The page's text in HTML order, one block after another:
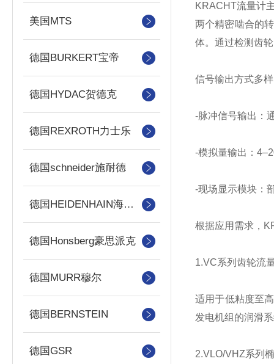
美国MTS
德国BURKERT宝帝
德国HYDAC贺德克
德国REXROTH力士乐
德国schneider施耐德
德国HEIDENHAIN海德汉
德国Honsberg豪思派克
德国MURR穆尔
德国BERNSTEIN
德国GSR
KRACHT流量计
两个精密啮合的
体。通过检测齿
信号输出方式多
-脉冲信号输出：
-模拟量输出：
-现场显示模块：
根据应用需求，
1.VC系列齿轮流
适用于低粘度至
发电机组的润滑
2.VLO/VHZ系列